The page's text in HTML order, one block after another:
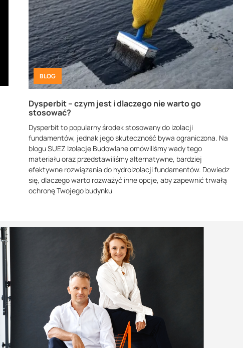
BLOG
Dysperbit – czym jest i dlaczego nie warto go
stosować?
Dysperbit to popularny środek stosowany do izolacji
fundamentów, jednak jego skuteczność bywa ograniczona. Na
blogu SUEZ Izolacje Budowlane omówiliśmy wady tego
materiału oraz przedstawiliśmy alternatywne, bardziej
efektywne rozwiązania do hydroizolacji fundamentów. Dowiedz
się, dlaczego warto rozważyć inne opcje, aby zapewnić trwałą
ochronę Twojego budynku